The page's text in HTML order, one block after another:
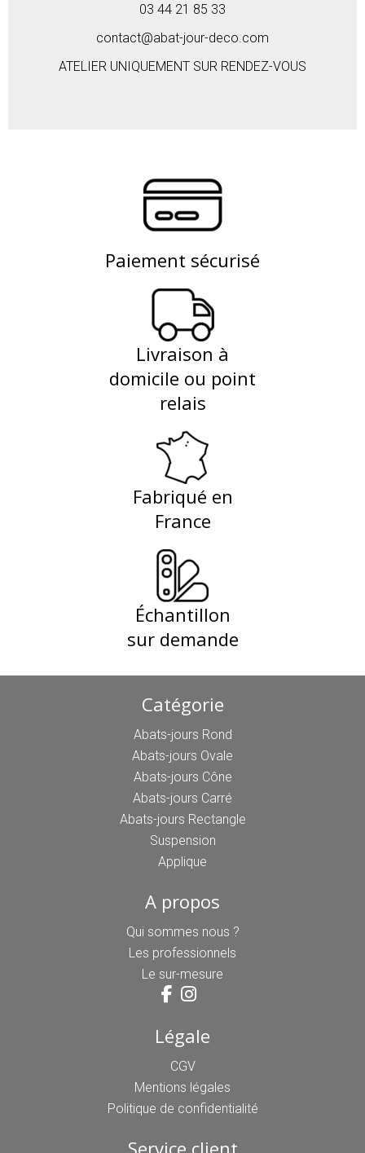
03 44 21 85 33
contact@abat-jour-deco.com
ATELIER UNIQUEMENT SUR RENDEZ-VOUS
Paiement sécurisé
Livraison à
domicile ou point
relais
Fabriqué en
France
Échantillon
sur demande
Catégorie
Abats-jours Rond
Abats-jours Ovale
Abats-jours Cône
Abats-jours Carré
Abats-jours Rectangle
Suspension
Applique
A propos
Qui sommes nous ?
Les professionnels
Le sur-mesure
Légale
CGV
Mentions légales
Politique de confidentialité
Service client